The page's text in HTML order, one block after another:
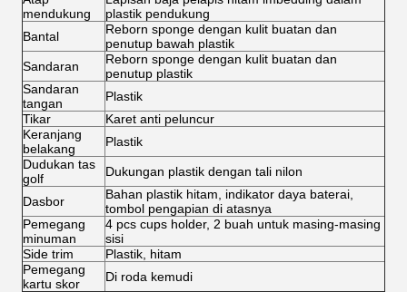
mendukung
plastik pendukung
Bantal
Reborn sponge dengan kulit buatan dan
penutup bawah plastik
Sandaran
Reborn sponge dengan kulit buatan dan
penutup plastik
Sandaran
tangan
Plastik
Tikar
Karet anti peluncur
Keranjang
belakang
Plastik
Dudukan tas
golf
Dukungan plastik dengan tali nilon
Dasbor
Bahan plastik hitam, indikator daya baterai,
tombol pengapian di atasnya
Pemegang
minuman
4 pcs cups holder, 2 buah untuk masing-masing
sisi
Side trim
Plastik, hitam
Pemegang
kartu skor
Di roda kemudi